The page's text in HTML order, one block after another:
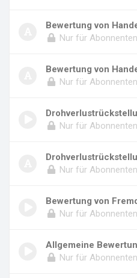
Bewertung von
Nur für Abonnenten
Bewertung von
Nur für Abonnenten
Nur für Abonnenten
Nur für Abonnenten
Nur für Abonnenten
Nur für Abonnenten